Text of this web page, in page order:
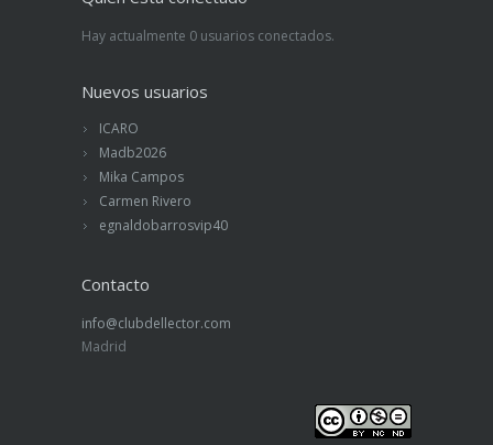
Hay actualmente 0 usuarios conectados.
Nuevos usuarios
ICARO
Madb2026
Mika Campos
Carmen Rivero
egnaldobarrosvip40
Contacto
info@clubdellector.com
Madrid